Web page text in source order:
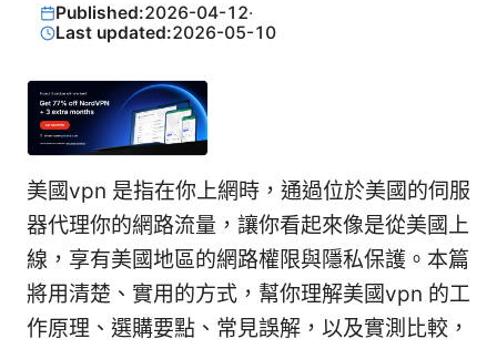
Published:2026-04-12·
Last updated:2026-05-10
美國vpn 是指在你上網時，通過位於美國的伺服
器代理你的網路流量，讓你看起來像是從美國上
線，享有美國地區的網路權限與隱私保護。本篇
將用清楚、實用的方式，幫你理解美國vpn 的工
作原理、選購要點、常見誤解，以及實測比較，